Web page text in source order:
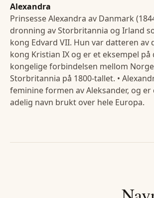
Alexandra
Prinsesse Alexandra av Danmark
dronning av Storbritannia og Irland
kong Edvard VII. Hun var datteren av
kong Kristian IX og er et eksempel
kongelige forbindelsen mellom
Storbritannia på 1800-tallet. •
feminine formen av Aleksander, og
adelig navn brukt over hele Europa.